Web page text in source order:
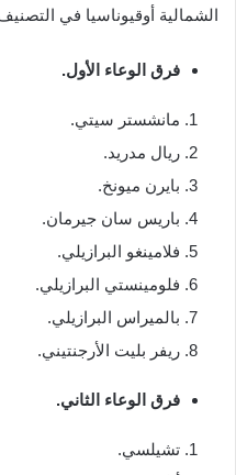
الشمالية أوقيوناسيا في
فرق الوعاء الأول.
مانشستر سيتي.
ريال مدريد.
بايرن ميونخ.
باريس سان جيرمان.
فلامينغو البرازيلي.
فلومينستي البرازيلي.
بالميراس البرازيلي.
ريفر بليت الأرجنتيني.
فرق الوعاء الثاني.
تشيلسي.